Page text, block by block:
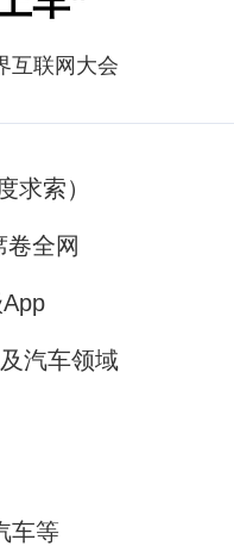
互联网大会
索）
全网
汽车领域
车等